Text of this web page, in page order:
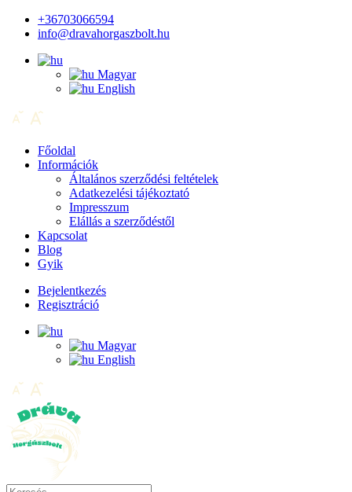
+36703066594
info@dravahorgaszbolt.hu
Magyar
English
Főoldal
Információk
Általános szerződési feltételek
Adatkezelési tájékoztató
Impresszum
Elállás a szerződéstől
Kapcsolat
Blog
Gyik
Bejelentkezés
Regisztráció
Magyar
English